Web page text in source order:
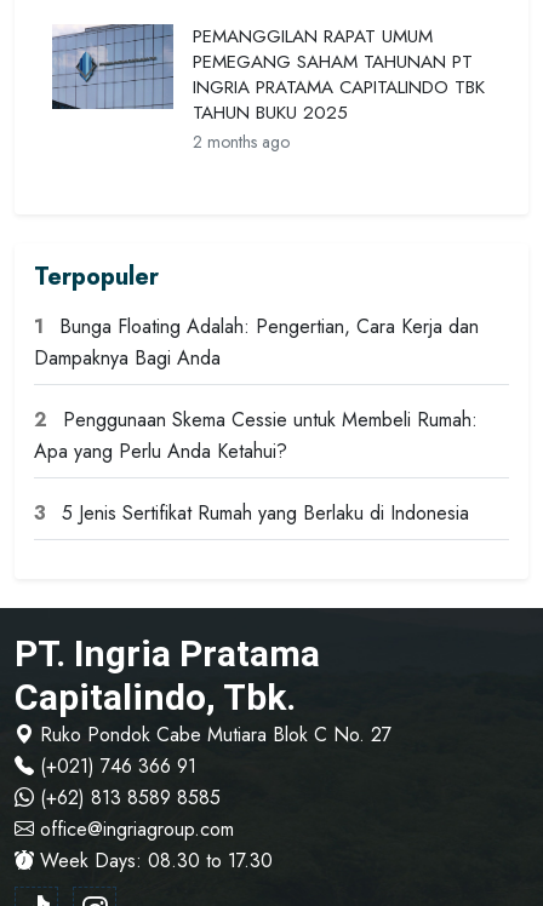
PEMANGGILAN RAPAT UMUM
PEMEGANG SAHAM TAHUNAN PT
INGRIA PRATAMA CAPITALINDO TBK
TAHUN BUKU 2025
2 months ago
Terpopuler
1
Bunga Floating Adalah: Pengertian, Cara Kerja dan
Dampaknya Bagi Anda
2
Penggunaan Skema Cessie untuk Membeli Rumah:
Apa yang Perlu Anda Ketahui?
3 5 Jenis Sertifikat Rumah yang Berlaku di Indonesia
PT. Ingria Pratama
Capitalindo, Tbk.
Ruko Pondok Cabe Mutiara Blok C No. 27
(+021) 746 366 91
(+62) 813 8589 8585
office@ingriagroup.com
Week Days: 08.30 to 17.30